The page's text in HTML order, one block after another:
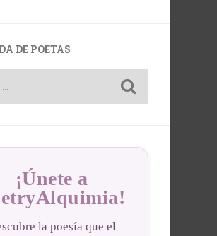
DE POETAS
¡Únete a
la poesía que el